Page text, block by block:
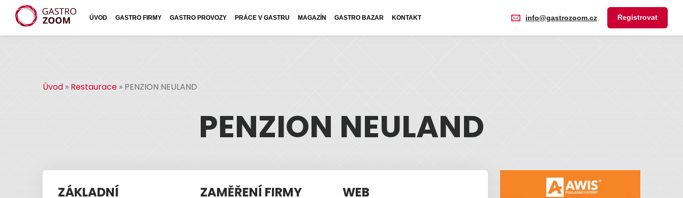
ÚVOD GASTRO FIRMY GASTRO PROVOZY PRÁCE V GASTRU MAGAZÍN GASTRO BAZAR KONTAKT info@gastrozoom.cz Registrovat
Úvod » Restaurace » PENZION NEULAND
PENZION NEULAND
ZÁKLADNÍ
ZAMĚŘENÍ FIRMY WEB